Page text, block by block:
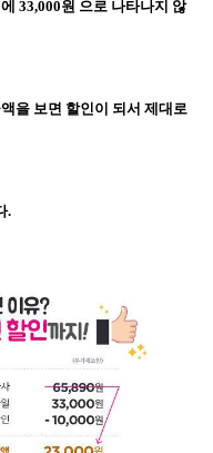
33,000원 으로 나타나지 않
을 보면 할인이 되서 제대로
.